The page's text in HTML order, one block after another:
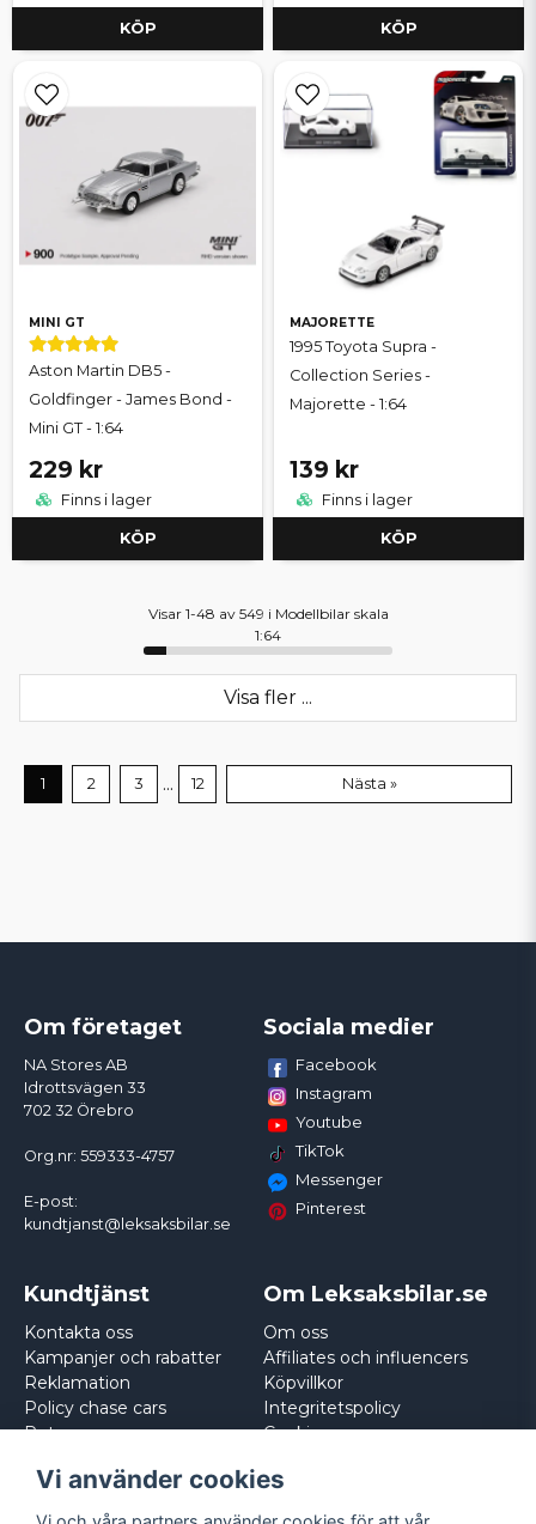
KÖP KÖP
MINI GT
Aston Martin DB5 -
Goldfinger - James Bond -
Mini GT - 1:64
229 kr
Finns i lager
KÖP
MAJORETTE
1995 Toyota Supra -
Collection Series -
Majorette - 1:64
139 kr
Finns i lager
KÖP
Visar 1-48 av 549 i Modellbilar skala
1:64
Visa fler ...
1 2 3 ... 12 Nästa »
Om företaget
NA Stores AB
Idrottsvägen 33
702 32 Örebro
Org.nr: 559333-4757
E-post:
kundtjanst@leksaksbilar.se
Sociala medier
Facebook
Instagram
Youtube
TikTok
Messenger
Pinterest
Kundtjänst
Kontakta oss
Kampanjer och rabatter
Reklamation
Policy chase cars
Returnera
Om Leksaksbilar.se
Om oss
Affiliates och influencers
Köpvillkor
Integritetspolicy
Cookies
Vi använder cookies